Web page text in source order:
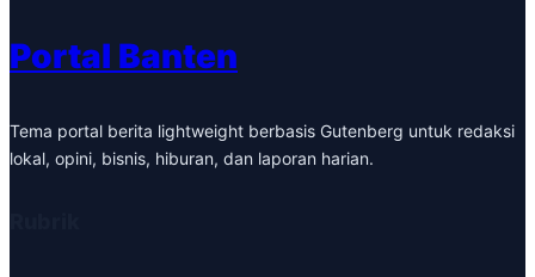
Portal Banten
Tema portal berita lightweight berbasis Gutenberg untuk redaksi
lokal, opini, bisnis, hiburan, dan laporan harian.